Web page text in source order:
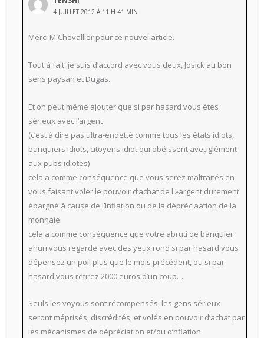
4 JUILLET 2012 À 11 H 41 MIN
Merci M.Chevallier pour ce nouvel article.
Tout à fait. je suis d’accord avec vous deux, Josick au bon
sens paysan et Dugas.
Et on peut même ajouter que si par hasard vous êtes
sérieux avec l’argent
(c’est à dire pas ultra-endetté comme tous les états idiots,
banquiers idiots, citoyens idiot qui obéissent aveuglément
aux pubs idiotes)
cela a comme conséquence que vous serez maltraités en
vous faisant voler le pouvoir d’achat de l »argent durement
épargné à cause de l’inflation ou de la dépréciaation de la
monnaie.
cela a comme conséquence que votre abruti de banquier
ahuri vous regarde avec des yeux rond si par hasard vous
dépensez un poil plus que le mois précédent, ou si par
hasard vous retirez 2000 euros d’un coup…
Seuls les voyous sont récompensés, les gens sérieux
seront méprisés, discrédités, et volés en pouvoir d’achat par
les mécanismes de dépréciation et/ou d’nflation